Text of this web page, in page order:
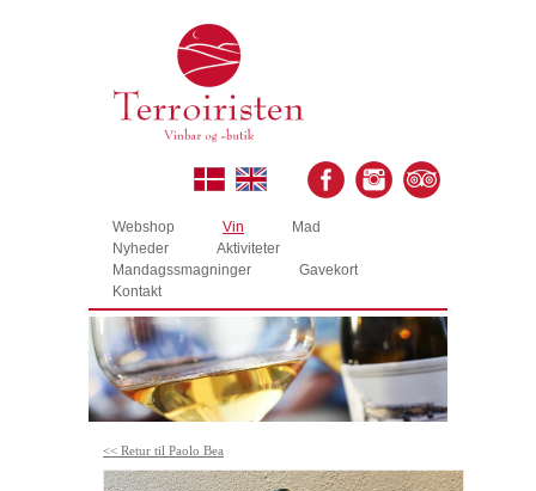
Webshop Vin
Mad
Nyheder
Aktiviteter
Mandagssmagninger
Gavekort
Kontakt
<< Retur til Paolo Bea